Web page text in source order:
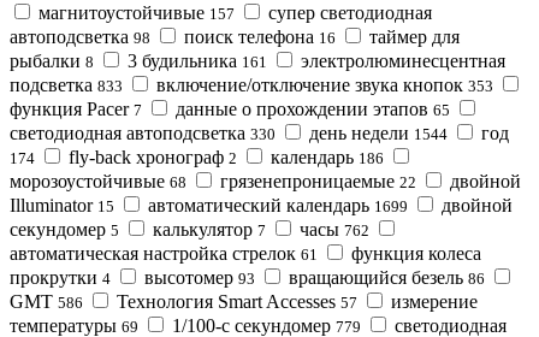
магнитоустойчивые 157
супер светодиодная
автоподсветка 98 поиск телефона 16
таймер для
рыбалки 8 3 будильника 161
электролюминесцентная
подсветка 833 включение/отключение звука кнопок 353
функция Pacer 7 данные о прохождении этапов 65
светодиодная автоподсветка 330 день недели 1544 год
174 fly-back хронограф 2 календарь 186
морозоустойчивые 68 грязенепроницаемые 22
двойной
Illuminator 15 автоматический календарь 1699
двойной
секундомер 5 калькулятор 7 часы 762
автоматическая настройка стрелок 61
функция колеса
прокрутки 4 высотомер 93 вращающийся безель 86
GMT 586 Технология Smart Accesses 57
измерение
температуры 69 1/100-с секундомер 779
светодиодная